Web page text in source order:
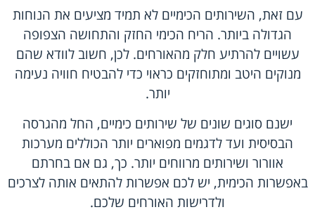
עם זאת, השירותים הכימיים לא תמיד מציעים את הנוחות
הגדולה ביותר. הריח הכימי החזק והתחושה הצפופה
עשויים להרתיע חלק מהאורחים. לכן, חשוב לוודא שהם
מנוקים היטב ומתוחזקים כראוי כדי להבטיח חוויה נעימה
יותר.
ישנם סוגים שונים של שירותים כימיים, החל מהגרסה
הבסיסית ועד לדגמים מפוארים יותר הכוללים מערכות
אוורור ושירותים מרווחים יותר. כך, גם אם בחרתם
באפשרות הכימית, יש לכם אפשרות להתאים אותה לצרכים
ולדרישות האורחים שלכם.